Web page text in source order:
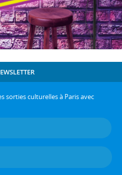
sorties culturelles à Paris avec